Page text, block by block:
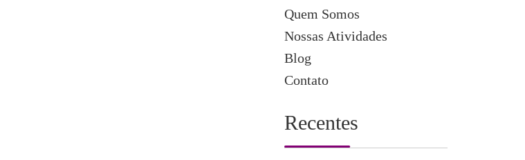
Quem Somos
Nossas Atividades
Blog
Contato
Recentes